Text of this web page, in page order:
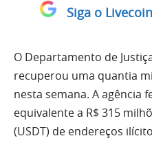
Siga o
O Departamento de
recuperou uma quantia
nesta semana. A agência
equivalente a R$ 315
(USDT) de endereços